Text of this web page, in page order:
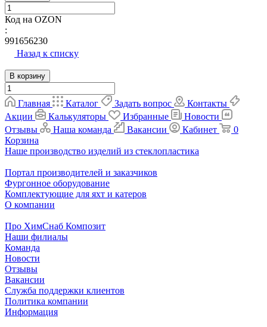
Код на OZON
:
991656230
Назад к списку
В корзину
Главная Каталог Задать вопрос
Контакты
Акции
Калькуляторы Избранные
Новости
Отзывы
Наша команда Вакансии Кабинет
0
Корзина
Наше производство изделий из стеклопластика
Портал производителей и заказчиков
Фургонное оборудование
Комплектующие для яхт и катеров
О компании
Про ХимСнаб Композит
Наши филиалы
Команда
Новости
Отзывы
Вакансии
Служба поддержки клиентов
Политика компании
Информация